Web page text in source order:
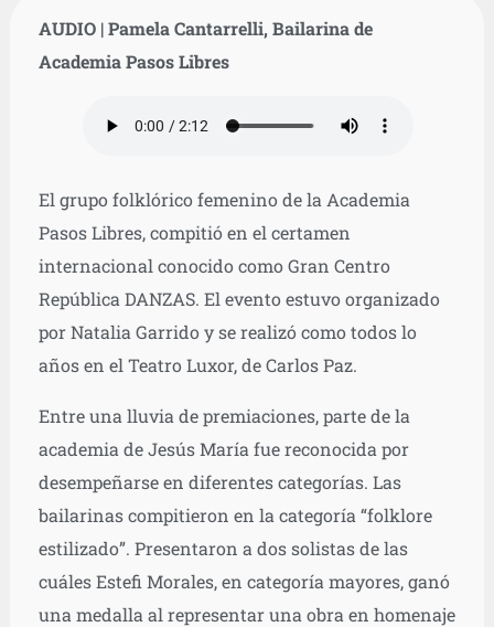
AUDIO | Pamela Cantarrelli, Bailarina de
Academia Pasos Libres
El grupo folklórico femenino de la Academia
Pasos Libres, compitió en el certamen
internacional conocido como Gran Centro
República DANZAS. El evento estuvo organizado
por Natalia Garrido y se realizó como todos lo
años en el Teatro Luxor, de Carlos Paz.
Entre una lluvia de premiaciones, parte de la
academia de Jesús María fue reconocida por
desempeñarse en diferentes categorías. Las
bailarinas compitieron en la categoría “folklore
estilizado”. Presentaron a dos solistas de las
cuáles Estefi Morales, en categoría mayores, ganó
una medalla al representar una obra en homenaje